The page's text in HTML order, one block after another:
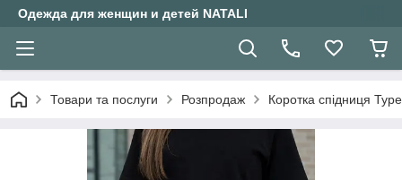
Одежда для женщин и детей NATALI
Товари та послуги Розпродаж Коротка спідниця